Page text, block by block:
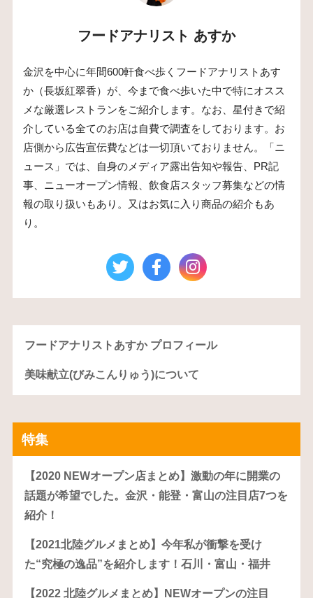
フードアナリスト あすか
金沢を中心に年間600軒食べ歩くフードアナリストあす
か（長坂紅翠香）が、今まで食べ歩いた中で特にオスス
メな厳選レストランをご紹介します。なお、星付きで紹
介している全てのお店は自費で調査をしております。お
店側から広告宣伝費などは一切頂いておりません。「ニ
ュース」では、自身のメディア露出告知や報告、PR記
事、ニューオープン情報、飲食店スタッフ募集などの情
報の取り扱いもあり。又はお気に入り商品の紹介もあ
り。
フードアナリストあすか プロフィール
美味献立(びみこんりゅう)について
特集
【2020 NEWオープン店まとめ】激動の年に開業の
話題が希望でした。金沢・能登・富山の注目店7つを
紹介！
【2021北陸グルメまとめ】今年私が衝撃を受け
た“究極の逸品”を紹介します！石川・富山・福井
【2022 北陸グルメまとめ】NEWオープンの注目